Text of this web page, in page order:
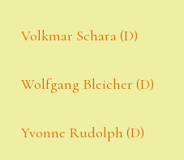
Volkmar Schara (D)
Wolfgang Bleicher (D)
Yvonne Rudolph (D)